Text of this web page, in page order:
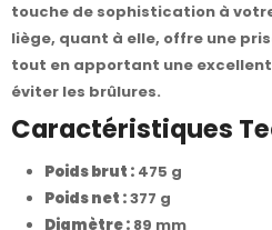
touche de sophistication à
liège, quant à elle, offre une
tout en apportant une
éviter les brûlures.
Caractéristiques
Poids brut : 475 g
Poids net :377 g
Diamètre : 89 mm